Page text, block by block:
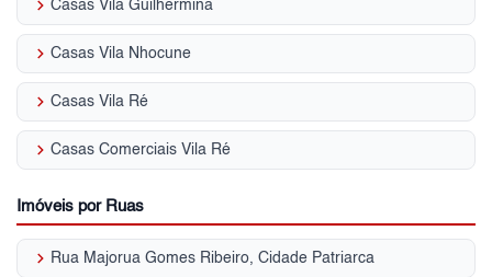
keyboard_arrow_right Casas Vila Guilhermina
keyboard_arrow_right Casas Vila Nhocune
keyboard_arrow_right Casas Vila Ré
keyboard_arrow_right Casas Comerciais Vila Ré
Imóveis por Ruas
keyboard_arrow_right Rua Majorua Gomes Ribeiro, Cidade Patriarca